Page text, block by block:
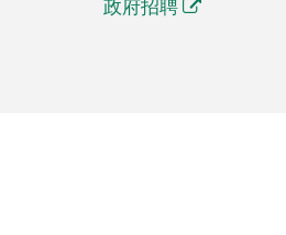
政府招聘